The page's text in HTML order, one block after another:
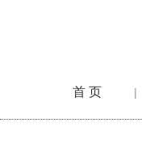
首 页 |